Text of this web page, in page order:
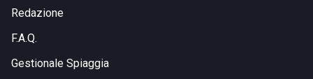
Redazione
F.A.Q.
Gestionale Spiaggia